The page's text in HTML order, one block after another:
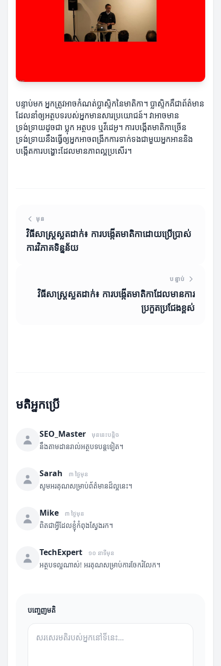
បន្ទាប់មក អ្នកត្រូវអាចកំណត់ប្លាស្ទិកនៃមាតិកា។ ប្លាស្ទិកគឺជាព័ត៌មាន
ដែលនាំឲ្យអត្ថបទរបស់អ្នកមានសារប្រយោជន៍។ វាអាចមាន
ទ្រង់ទ្រាយដូចជា ប្លុក អត្ថបទ ឬវីដេអូ។ ការបង្កើតមាតិកាច្រើន
ទ្រង់ទ្រាយនឹងធ្វើឲ្យអ្នកអាចពង្រីកការទាក់ទងជាមួយអ្នកអាននិង
បង្កើតការបង្ហោះដែលមានភាពល្អប្រសើរ។
មុន
វិធីសាស្រ្តស្លតដាក់៖ ការបង្កើតមាតិកាដោយប្រើប្រាស់
ការវិភាគទិន្នន័យ
បន្ទាប់
វិធីសាស្រ្តស្លតដាក់៖ ការបង្កើតមាតិកាដែលមានការ
ប្រកួតប្រជែងខ្ពស់
មតិអ្នកប្រើ
SEO_Master មុននេះបន្តិច
នឹងតាមដានរាល់អត្ថបទបន្តទៀត។
Sarah ៣ ថ្ងៃមុន
សូមអរគុណសម្រាប់ព័ត៌មានដ៏ល្អនេះ។
Mike ៣ ថ្ងៃមុន
ពិតជាអ្វីដែលខ្ញុំកំពុងស្វែងរក។
TechExpert ១០ នាទីមុន
អត្ថបទល្អណាស់! អរគុណសម្រាប់ការចែករំលែក។
បញ្ចេញមតិ